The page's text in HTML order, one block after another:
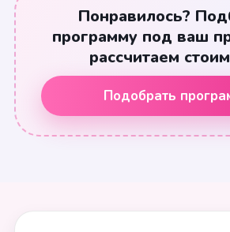
Понравилось?
программу под ваш
рассчитаем
Подобрать